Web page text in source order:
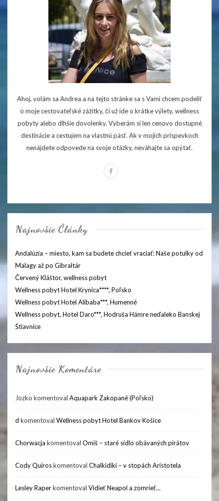
Ahoj, volám sa Andrea a na tejto stránke sa s Vami chcem podeliť
o moje cestovateľské zážitky, či už ide o krátke výlety, wellness
pobyty alebo dlhšie dovolenky. Vyberám si len cenovo dostupné
destinácie a cestujem na vlastnú päsť. Ak v mojich príspevkoch
nenájdete odpovede na svoje otázky, neváhajte sa opýtať.
Najnovšie Články
Andalúzia – miesto, kam sa budete chcieť vraciať: Naše potulky od
Malagy až po Gibraltár
Červený Kláštor, wellness pobyt
Wellness pobyt Hotel Krynica****, Poľsko
Wellness pobyt Hotel Alibaba***, Humenné
Wellness pobyt, Hotel Daro***, Hodruša Hámre neďaleko Banskej
Štiavnice
Najnovšie Komentáre
Jozko komentoval Aquapark Zakopané (Poľsko)
d komentoval Wellness pobyt Hotel Bankov Košice
Chorwacja komentoval Omiš – staré sídlo obávaných pirátov
Cody Quiroskomentoval Chalkidiki – v stopách Aristotela
Lesley Raperkomentoval Vidieť Neapol a zomrieť…